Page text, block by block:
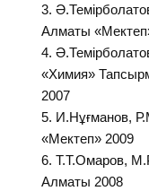
Алматы
«Химия»
2007
И.Нұғманов,
«Мектеп» 2009
Т.Т.Омаров,
Алматы 2008